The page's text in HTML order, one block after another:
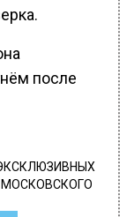
после
МОСКОВСКОГО